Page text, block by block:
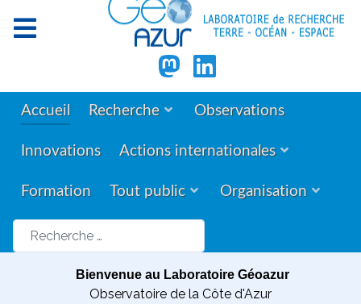
Accueil Recherche Observations
Innovations Actions internationales
Formation Tout public Organisation
Rechercher
Bienvenue au Laboratoire Géoazur
Observatoire de la Côte d'Azur